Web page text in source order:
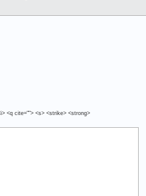
<q cite=""> <s> <strike> <strong>